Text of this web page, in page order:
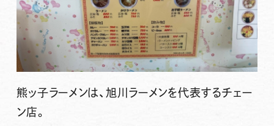
熊ッ子ラーメンは、旭川ラーメンを代表するチェー
ン店。